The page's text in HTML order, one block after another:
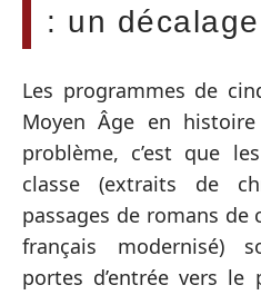
: un
Les programmes de
Moyen Âge en
problème, c’est que
classe (extraits de
passages de romans de
français modernisé)
portes d’entrée vers le